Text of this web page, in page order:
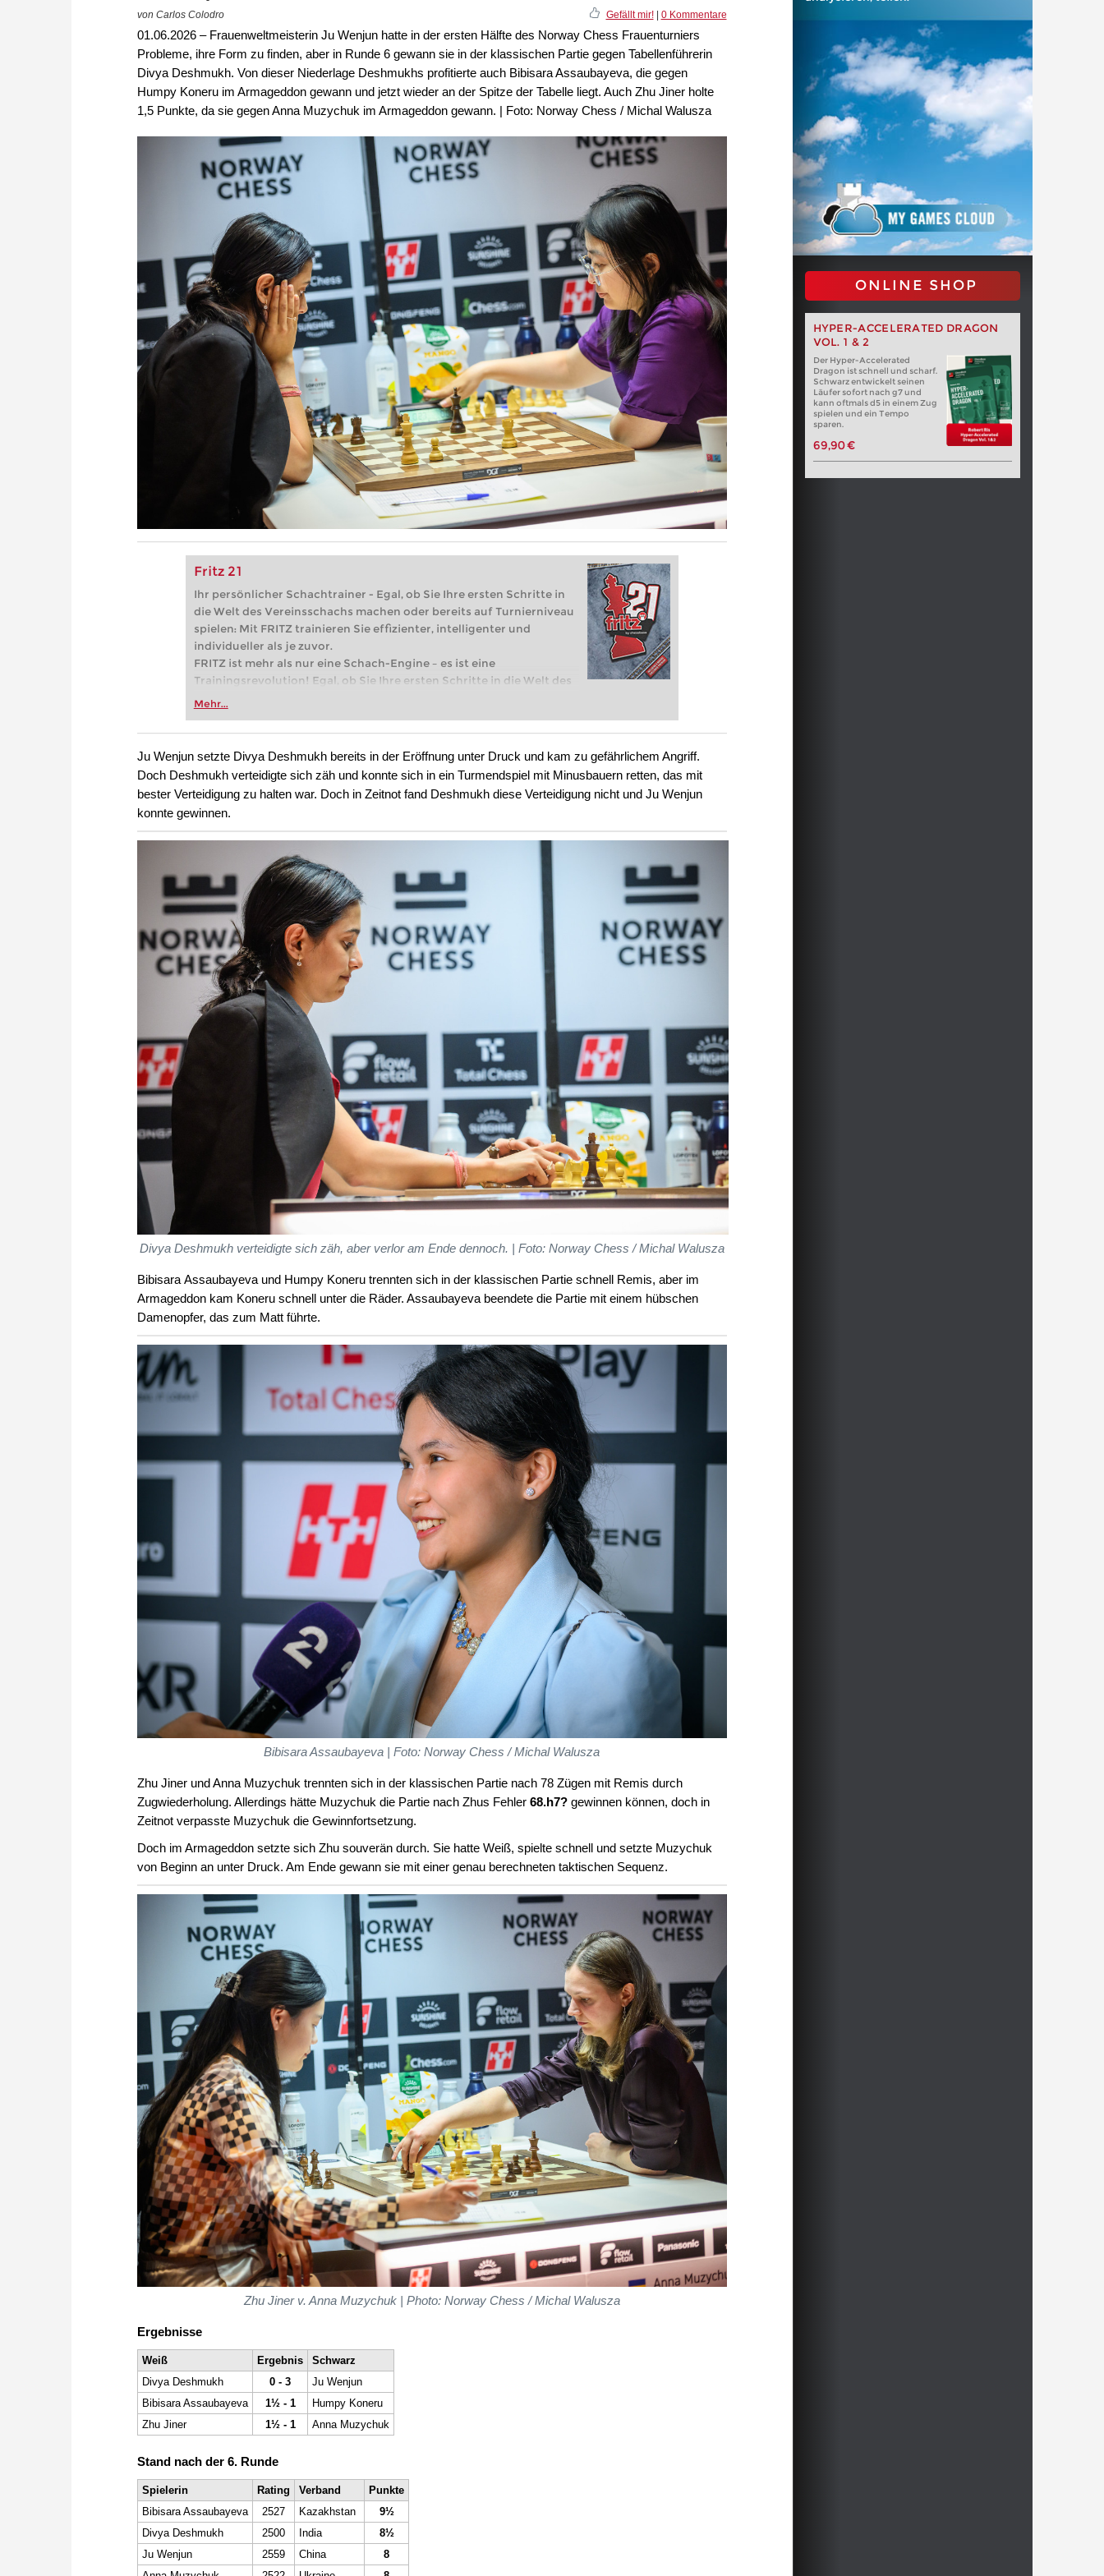
von Carlos Colodro Gefällt mir!| 0 Kommentare
01.06.2026 – Frauenweltmeisterin Ju Wenjun hatte in der ersten Hälfte des Norway Chess Frauenturniers
Probleme, ihre Form zu finden, aber in Runde 6 gewann sie in der klassischen Partie gegen Tabellenführerin
Divya Deshmukh. Von dieser Niederlage Deshmukhs profitierte auch Bibisara Assaubayeva, die gegen
Humpy Koneru im Armageddon gewann und jetzt wieder an der Spitze der Tabelle liegt. Auch Zhu Jiner holte
1,5 Punkte, da sie gegen Anna Muzychuk im Armageddon gewann. | Foto: Norway Chess / Michal Walusza
Fritz 21
Ihr persönlicher Schachtrainer - Egal, ob Sie Ihre ersten Schritte in
die Welt des Vereinsschachs machen oder bereits auf Turnierniveau
spielen: Mit FRITZ trainieren Sie effizienter, intelligenter und
individueller als je zuvor.
FRITZ ist mehr als nur eine Schach-Engine – es ist eine
Trainingsrevolution! Egal, ob Sie Ihre ersten Schritte in die Welt des
Vereinsschachs machen oder bereits auf Turnierniveau spielen: Mit
zuvor.
Mehr...
ONLINE SHOP
HYPER-ACCELERATED DRAGON
VOL. 1 & 2
Der Hyper-Accelerated
Dragon ist schnell und scharf.
Schwarz entwickelt seinen
Läufer sofort nach g7 und
kann oftmals d5 in einem Zug
spielen und ein Tempo
sparen.
69,90 €
Ju Wenjun setzte Divya Deshmukh bereits in der Eröffnung unter Druck und kam zu gefährlichem Angriff.
Doch Deshmukh verteidigte sich zäh und konnte sich in ein Turmendspiel mit Minusbauern retten, das mit
bester Verteidigung zu halten war. Doch in Zeitnot fand Deshmukh diese Verteidigung nicht und Ju Wenjun
konnte gewinnen.
Divya Deshmukh verteidigte sich zäh, aber verlor am Ende dennoch. | Foto: Norway Chess / Michal Walusza
Bibisara Assaubayeva und Humpy Koneru trennten sich in der klassischen Partie schnell Remis, aber im
Armageddon kam Koneru schnell unter die Räder. Assaubayeva beendete die Partie mit einem hübschen
Damenopfer, das zum Matt führte.
Bibisara Assaubayeva | Foto: Norway Chess / Michal Walusza
Zhu Jiner und Anna Muzychuk trennten sich in der klassischen Partie nach 78 Zügen mit Remis durch
Zugwiederholung. Allerdings hätte Muzychuk die Partie nach Zhus Fehler 68.h7? gewinnen können, doch in
Zeitnot verpasste Muzychuk die Gewinnfortsetzung.
Doch im Armageddon setzte sich Zhu souverän durch. Sie hatte Weiß, spielte schnell und setzte Muzychuk
von Beginn an unter Druck. Am Ende gewann sie mit einer genau berechneten taktischen Sequenz.
Zhu Jiner v. Anna Muzychuk | Photo: Norway Chess / Michal Walusza
Ergebnisse
Weiß Ergebnis
Schwarz
Divya Deshmukh
0 - 3
Ju Wenjun
Bibisara Assaubayeva
1½ - 1
Humpy Koneru
Zhu Jiner
1½ - 1 Anna Muzychuk
Stand nach der 6. Runde
Spielerin Rating Verband
Punkte
Bibisara Assaubayeva
2527 Kazakhstan
9½
Divya Deshmukh
2500 India
8½
Ju Wenjun
2559 China
8